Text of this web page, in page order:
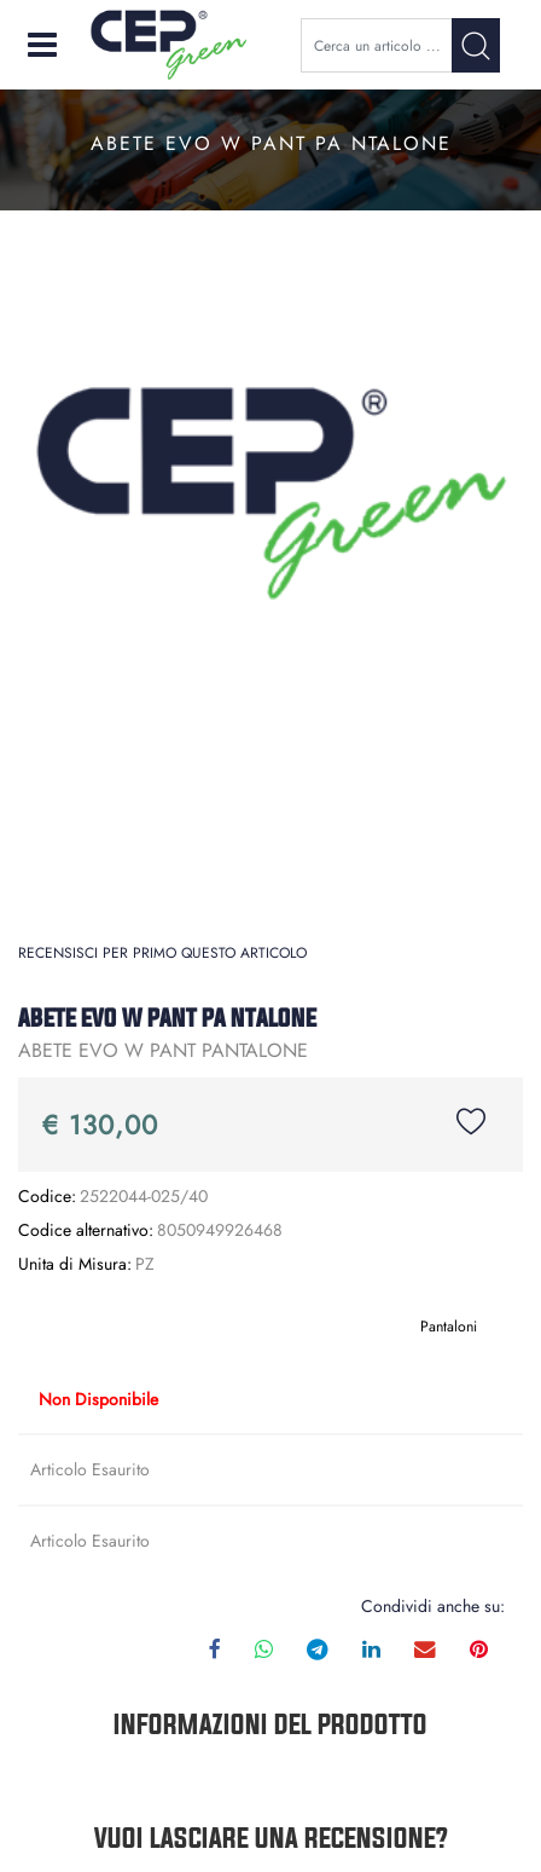
Open
ABETE EVO W PANT PA NTALONE
RECENSISCI PER PRIMO QUESTO ARTICOLO
ABETE EVO W PANT PA NTALONE
ABETE EVO W PANT PANTALONE
€ 130,00
Codice: 2522044-025/40
Codice alternativo: 8050949926468
Unita di Misura: PZ
Pantaloni
Non Disponibile
Articolo Esaurito
Articolo Esaurito
Condividi anche su:
INFORMAZIONI DEL PRODOTTO
VUOI LASCIARE UNA RECENSIONE?